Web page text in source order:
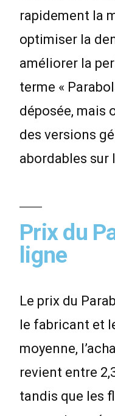
rapidement la
optimiser la
améliorer la
terme «
déposée, mais
des versions
abordables sur
Prix du
ligne
Le prix du
le fabricant et
moyenne,
revient entre
tandis que les